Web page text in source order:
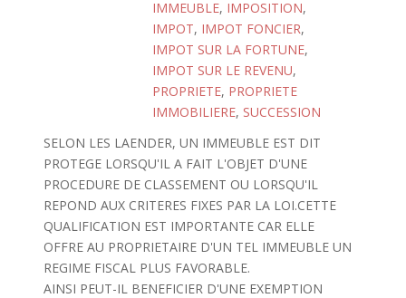
IMMEUBLE, IMPOSITION,
IMPOT, IMPOT FONCIER,
IMPOT SUR LA FORTUNE,
IMPOT SUR LE REVENU,
PROPRIETE, PROPRIETE
IMMOBILIERE, SUCCESSION
SELON LES LAENDER, UN IMMEUBLE EST DIT
PROTEGE LORSQU'IL A FAIT L'OBJET D'UNE
PROCEDURE DE CLASSEMENT OU LORSQU'IL
REPOND AUX CRITERES FIXES PAR LA LOI.CETTE
QUALIFICATION EST IMPORTANTE CAR ELLE
OFFRE AU PROPRIETAIRE D'UN TEL IMMEUBLE UN
REGIME FISCAL PLUS FAVORABLE.
AINSI PEUT-IL BENEFICIER D'UNE EXEMPTION